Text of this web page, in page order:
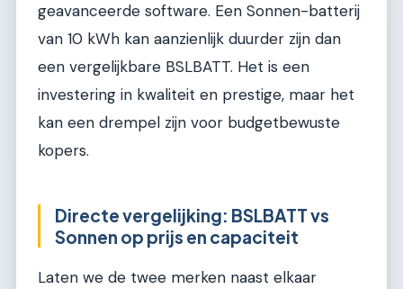
geavanceerde software. Een Sonnen-batterij
van 10 kWh kan aanzienlijk duurder zijn dan
een vergelijkbare BSLBATT. Het is een
investering in kwaliteit en prestige, maar het
kan een drempel zijn voor budgetbewuste
kopers.
Directe vergelijking: BSLBATT vs
Sonnen op prijs en capaciteit
Laten we de twee merken naast elkaar